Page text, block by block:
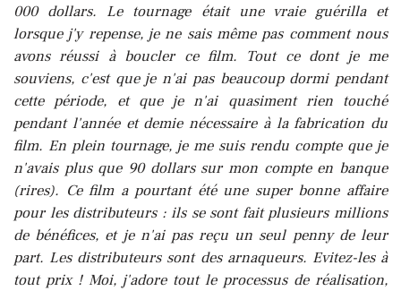
000 dollars. Le tournage était une vraie guérilla et
lorsque j'y repense, je ne sais même pas comment nous
avons réussi à boucler ce film. Tout ce dont je me
souviens, c'est que je n'ai pas beaucoup dormi pendant
cette période, et que je n'ai quasiment rien touché
pendant l'année et demie nécessaire à la fabrication du
film. En plein tournage, je me suis rendu compte que je
n'avais plus que 90 dollars sur mon compte en banque
(rires). Ce film a pourtant été une super bonne affaire
pour les distributeurs : ils se sont fait plusieurs millions
de bénéfices, et je n'ai pas reçu un seul penny de leur
part. Les distributeurs sont des arnaqueurs. Evitez-les à
tout prix ! Moi, j'adore tout le processus de réalisation,